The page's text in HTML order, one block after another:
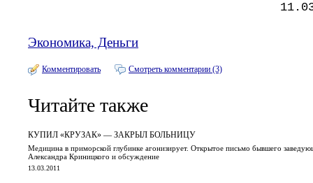
Экономика, Деньги
Комментировать Смотреть комментарии (3)
Читайте также
КУПИЛ «КРУЗАК» — ЗАКРЫЛ БОЛЬНИЦУ
Медицина в приморской глубинке агонизирует. Открытое письмо бывшего
Александра Криницкого и обсуждение
13.03.2011